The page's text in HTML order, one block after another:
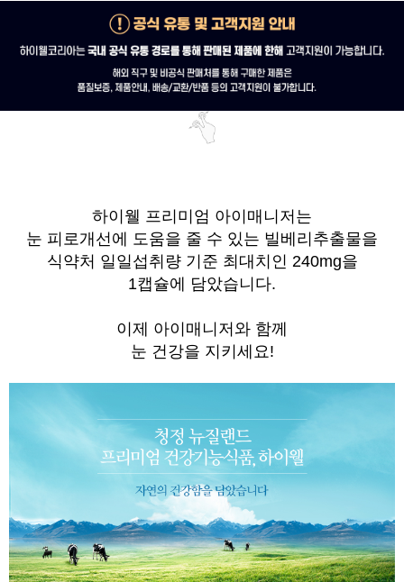
하이웰 프리미엄 아이매니저는
눈 피로개선에 도움을 줄 수 있는 빌베리추출물을
식약처 일일섭취량 기준 최대치인 240mg을
1캡슐에 담았습니다.
이제 아이매니저와 함께
눈 건강을 지키세요!